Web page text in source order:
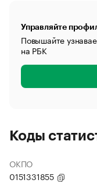
Управляйте
Повышайте
на РБК
Коды
ОКПО
0151331855